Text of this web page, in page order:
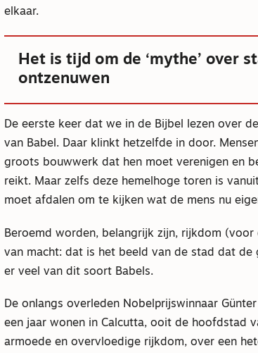
elkaar.
Het is tijd om de ‘mythe’ over
ontzenuwen
De eerste keer dat we in de Bijbel lezen over
van Babel. Daar klinkt hetzelfde in door.
groots bouwwerk dat hen moet verenigen en
reikt. Maar zelfs deze hemelhoge toren is
moet afdalen om te kijken wat de mens nu
Beroemd worden, belangrijk zijn, rijkdom
van macht: dat is het beeld van de stad dat de
er veel van dit soort Babels.
De onlangs overleden Nobelprijswinnaar
een jaar wonen in Calcutta, ooit de hoofdstad
armoede en overvloedige rijkdom, over een